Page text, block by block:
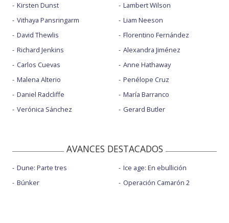
Kirsten Dunst
Vithaya Pansringarm
David Thewlis
Richard Jenkins
Carlos Cuevas
Malena Alterio
Daniel Radcliffe
Verónica Sánchez
Lambert Wilson
Liam Neeson
Florentino Fernández
Alexandra Jiménez
Anne Hathaway
Penélope Cruz
María Barranco
Gerard Butler
AVANCES DESTACADOS
Dune: Parte tres
Búnker
Ice age: En ebullición
Operación Camarón 2